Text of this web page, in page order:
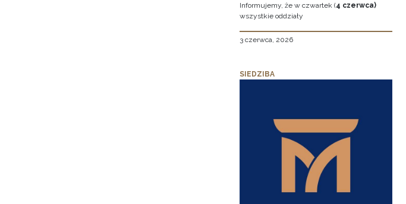
Informujemy, że w czwartek (4 czerwca)
wszystkie oddziały
3 czerwca, 2026
SIEDZIBA